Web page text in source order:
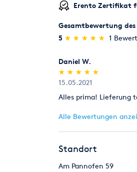
Erento Zertifikat
Gesamtbewertung des
5 (*)
★
★
(*) ★
★
(*) ★
★
(*) ★
★
(*) ★
★ 1
Daniel W.
(*)
★
★
(*) ★
★
(*) ★
★
(*) ★
★
(*) ★
★
15.05.2021
Alles prima! Lieferung
Alle Bewertungen
Standort
Am Pannofen 59